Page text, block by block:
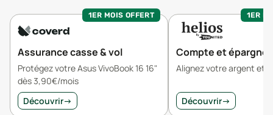
1ER MOIS OFFERT
Assurance casse & vol
Protégez votre Asus VivoBook 16 16"
dès 3,90€/mois
Découvrir→
1ER
Compte et épargne
Alignez votre argent et
Découvrir→